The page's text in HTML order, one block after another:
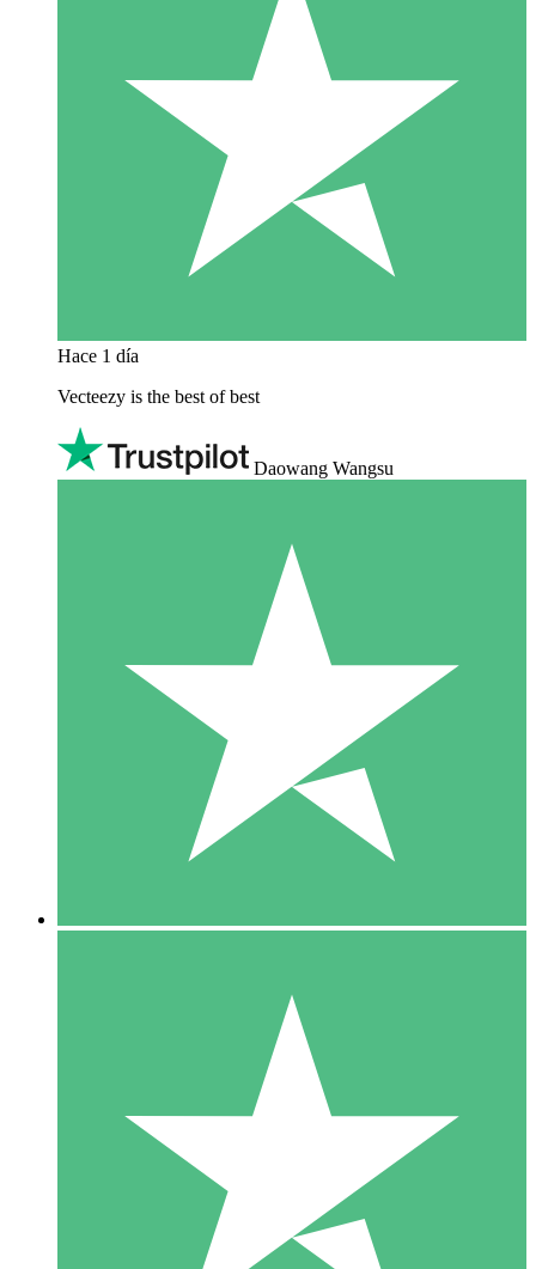
Hace 1 día
Vecteezy is the best of best
Daowang Wangsu